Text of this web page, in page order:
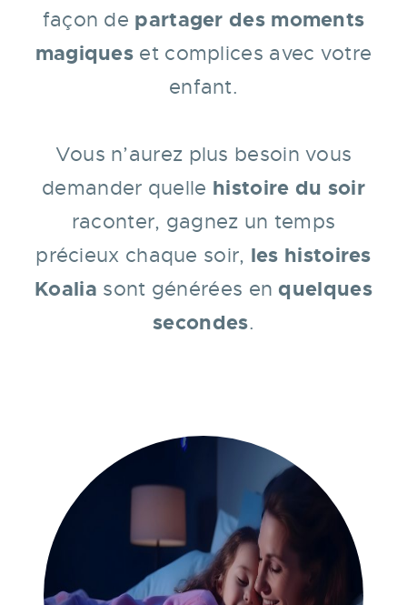
façon de partager des moments
magiques et complices avec votre
enfant.
Vous n’aurez plus besoin vous
demander quelle histoire du soir
raconter, gagnez un temps
précieux chaque soir, les histoires
Koalia sont générées en quelques
secondes.